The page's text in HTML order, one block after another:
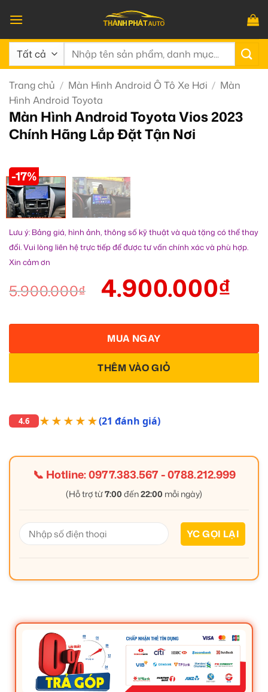
qua
nội
dung
Tìm
Trang chủ / Màn Hình Android Ô Tô Xe Hơi / Màn
Hình Android Toyota
Màn Hình Android Toyota Vios 2023
Chính Hãng Lắp Đặt Tận Nơi
-17%
Lưu ý: Bảng giá, hình ảnh, thông số kỹ thuật và quà tặng có thể thay
đổi. Vui lòng liên hệ trực tiếp để được tư vấn chính xác và phù hợp.
Xin cảm ơn
5.900.000₫ 4.900.000₫
THÊM VÀO GIỎ
MUA NGAY
4.6 ★★★★★(21 đánh giá)
📞 Hotline:0977.383.567-0788.212.999
(Hỗ trợ từ7:00 đến22:00 mỗi ngày)